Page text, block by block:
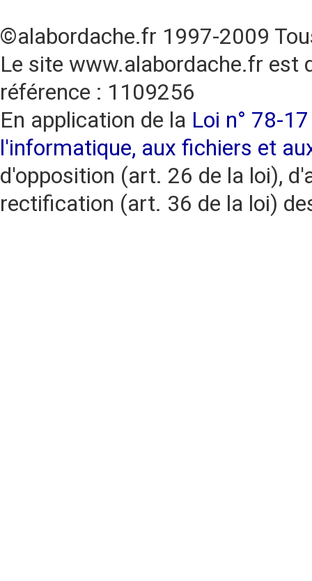
©alabordache.fr 1997-2009
Le site www.alabordache.fr est
référence : 1109256
En application de la Loi n° 78-
l'informatique, aux fichiers et
d'opposition (art. 26 de la loi),
rectification (art. 36 de la loi)